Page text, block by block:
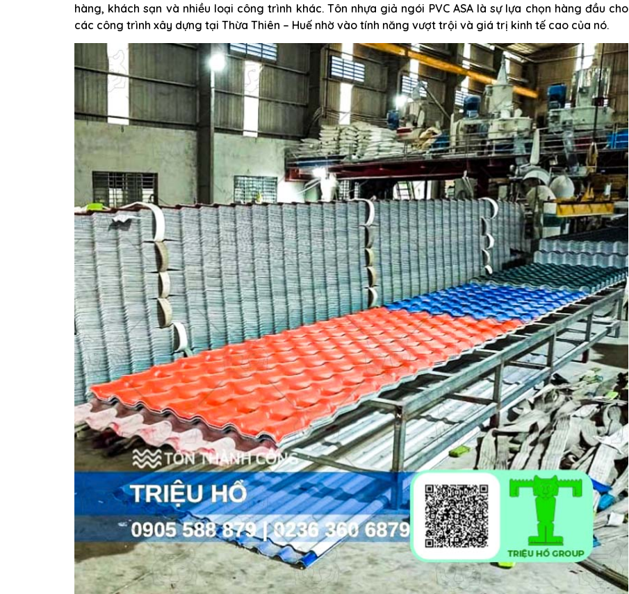
hàng, khách sạn và nhiều loại công trình khác. Tôn nhựa giả ngói PVC ASA là sự lựa chọn hàng đầu cho
các công trình xây dựng tại Thừa Thiên – Huế nhờ vào tính năng vượt trội và giá trị kinh tế cao của nó.